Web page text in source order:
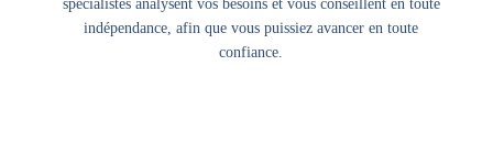
spécialistes analysent vos besoins et vous conseillent en toute
indépendance, afin que vous puissiez avancer en toute
confiance.